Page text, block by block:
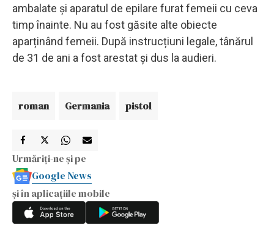
ambalate și aparatul de epilare furat femeii cu ceva
timp înainte. Nu au fost găsite alte obiecte
aparținând femeii. După instrucțiuni legale, tânărul
de 31 de ani a fost arestat și dus la audieri.
roman Germania pistol
Urmăriți-ne și pe
Google News
și în aplicațiile mobile